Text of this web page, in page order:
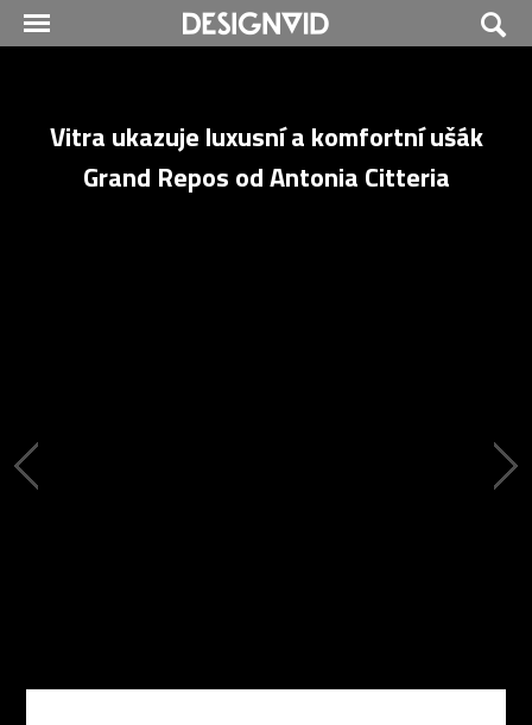
Vitra ukazuje luxusní a komfortní ušák
Grand Repos od Antonia Citteria